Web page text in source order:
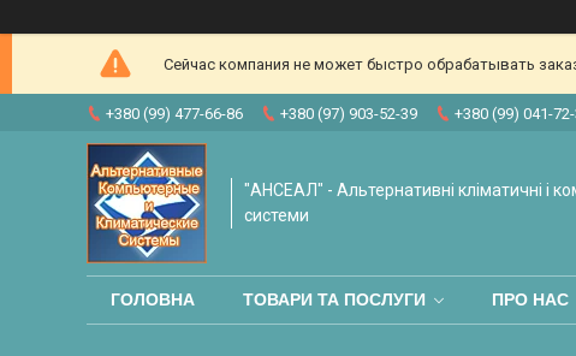
Сейчас компания не может быстро обрабатывать
+380 (99) 477-66-86 +380 (97) 903-52-39 +380 (99) 041-
"АНСЕАЛ" - Альтернативні кліматичні і
системи
ГОЛОВНА ТОВАРИ ТА ПОСЛУГИ ПРО НАС